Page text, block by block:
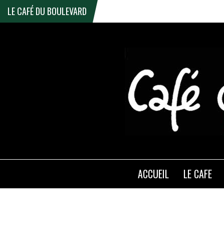
LE CAFÉ DU BOULEVARD
ACCUEIL LE CAFE